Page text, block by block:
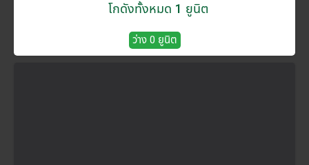
โกดังทั้งหมด 1 ยูนิต
ว่าง 0 ยูนิต